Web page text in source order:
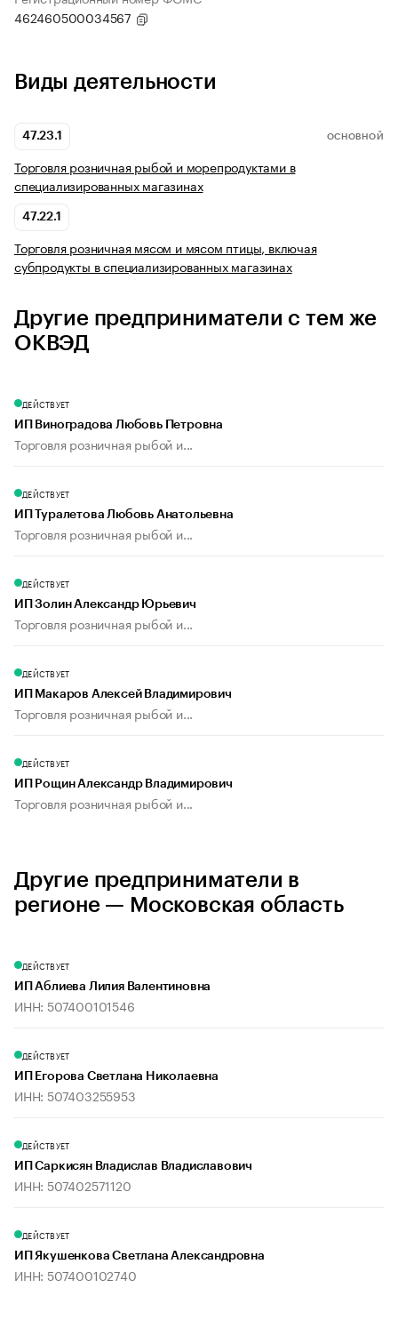
462460500034567
Виды деятельности
47.23.1 ОСНОВНОЙ
Торговля розничная рыбой и морепродуктами в
специализированных магазинах
47.22.1
Торговля розничная мясом и мясом птицы, включая
субпродукты в специализированных магазинах
Другие предприниматели с тем же
ОКВЭД
ДЕЙСТВУЕТ
ИП Виноградова Любовь Петровна
Торговля розничная рыбой и...
ДЕЙСТВУЕТ
ИП Туралетова Любовь Анатольевна
Торговля розничная рыбой и...
ДЕЙСТВУЕТ
ИП Золин Александр Юрьевич
Торговля розничная рыбой и...
ДЕЙСТВУЕТ
ИП Макаров Алексей Владимирович
Торговля розничная рыбой и...
ДЕЙСТВУЕТ
ИП Рощин Александр Владимирович
Торговля розничная рыбой и...
Другие предприниматели в
регионе — Московская область
ДЕЙСТВУЕТ
ИП Аблиева Лилия Валентиновна
ИНН: 507400101546
ДЕЙСТВУЕТ
ИП Егорова Светлана Николаевна
ИНН: 507403255953
ДЕЙСТВУЕТ
ИП Саркисян Владислав Владиславович
ИНН: 507402571120
ДЕЙСТВУЕТ
ИП Якушенкова Светлана Александровна
ИНН: 507400102740